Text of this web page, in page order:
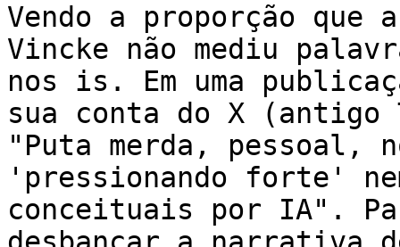
Vendo a proporção que
Vincke não mediu
nos is. Em uma
sua conta do X
"Puta merda, pessoal,
'pressionando forte'
conceituais por IA".